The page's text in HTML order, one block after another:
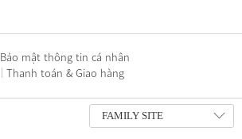
Bảo mật thông tin cá nhân
Thanh toán & Giao hàng
FAMILY SITE